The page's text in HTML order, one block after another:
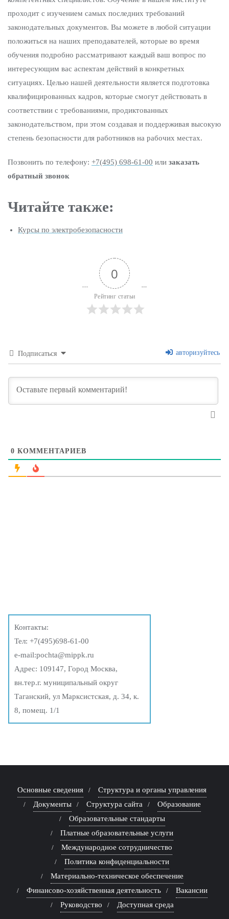
проходит с изучением самых последних требований
законодательных документов. Вы можете в любой ситуации
положиться на наших преподавателей, которые во время
обучения подробно рассматривают каждый ваш вопрос по
интересующим вас аспектам действий в конкретных
ситуациях. Целью нашей деятельности является подготовка
квалифицированных кадров, которые смогут действовать в
соответствии с требованиями, продиктованных
законодательством, при этом создавая и поддерживая высокую
степень безопасности для работников на рабочих местах.
Позвонить по телефону: +7(495) 698-61-00 или заказать
обратный звонок
Читайте также:
Курсы по электробезопасности
0
Рейтинг статьи
Подписаться авторизуйтесь
0 КОММЕНТАРИЕВ
Контакты:
Тел: +7(495)698-61-00
e-mail:pochta@mippk.ru
Адрес: 109147, Город Москва,
вн.тер.г. муниципальный округ
Таганский, ул Марксистская, д. 34, к.
8, помещ. 1/1
Основные сведения
Структура и органы управления
Документы
Структура сайта
Образование
Образовательные стандарты
Платные образовательные услуги
Международное сотрудничество
Политика конфиденциальности
Материально-техническое обеспечение
Финансово-хозяйственная деятельность
Вакансии
Руководство
Доступная среда